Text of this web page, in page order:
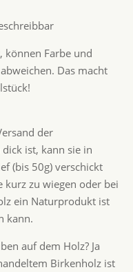
können Farbe und
Das macht
der
ist, kann sie in
(bis 50g) verschickt
kurz zu wiegen oder bei
ein Naturprodukt ist
kann.
auf dem Holz? Ja
Birkenholz ist